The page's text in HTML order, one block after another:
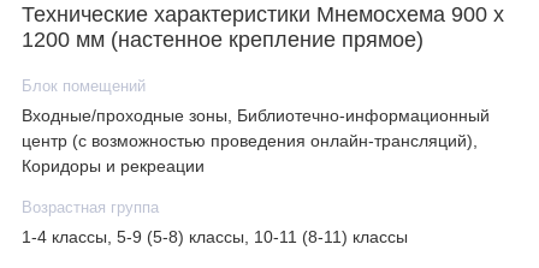
Технические характеристики Мнемосхема 900 х
1200 мм (настенное крепление прямое)
Блок помещений
Входные/проходные зоны, Библиотечно-информационный
центр (с возможностью проведения онлайн-трансляций),
Коридоры и рекреации
Возрастная группа
1-4 классы, 5-9 (5-8) классы, 10-11 (8-11) классы